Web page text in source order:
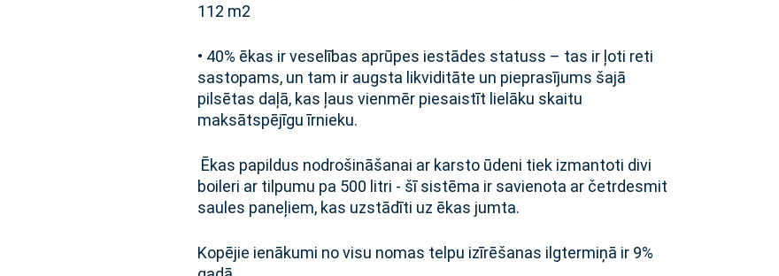
112 m2
• 40% ēkas ir veselības aprūpes iestādes statuss – tas ir ļoti reti
sastopams, un tam ir augsta likviditāte un pieprasījums šajā
pilsētas daļā, kas ļaus vienmēr piesaistīt lielāku skaitu
maksātspējīgu īrnieku.
Ēkas papildus nodrošināšanai ar karsto ūdeni tiek izmantoti divi
boileri ar tilpumu pa 500 litri - šī sistēma ir savienota ar četrdesmit
saules paneļiem, kas uzstādīti uz ēkas jumta.
Kopējie ienākumi no visu nomas telpu izīrēšanas ilgtermiņā ir 9%